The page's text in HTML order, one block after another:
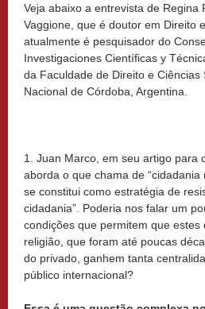
Veja abaixo a entrevista de Regina
Vaggione, que é doutor em Direito
atualmente é pesquisador do
Investigaciones Científicas y
da Faculdade de Direito e Ciências
Nacional de Córdoba, Argentina.
1. Juan Marco, em seu artigo para
aborda o que chama de “cidadania
se constitui como estratégia de
cidadania”. Poderia nos falar um
condições que permitem que
religião, que foram até poucas
do privado, ganhem tanta
público internacional?